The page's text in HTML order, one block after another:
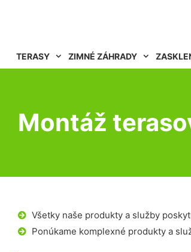
TERASY ZIMNÉ ZÁHRADY
Montáž
Všetky naše produkty a služby
Ponúkame komplexné produkty a